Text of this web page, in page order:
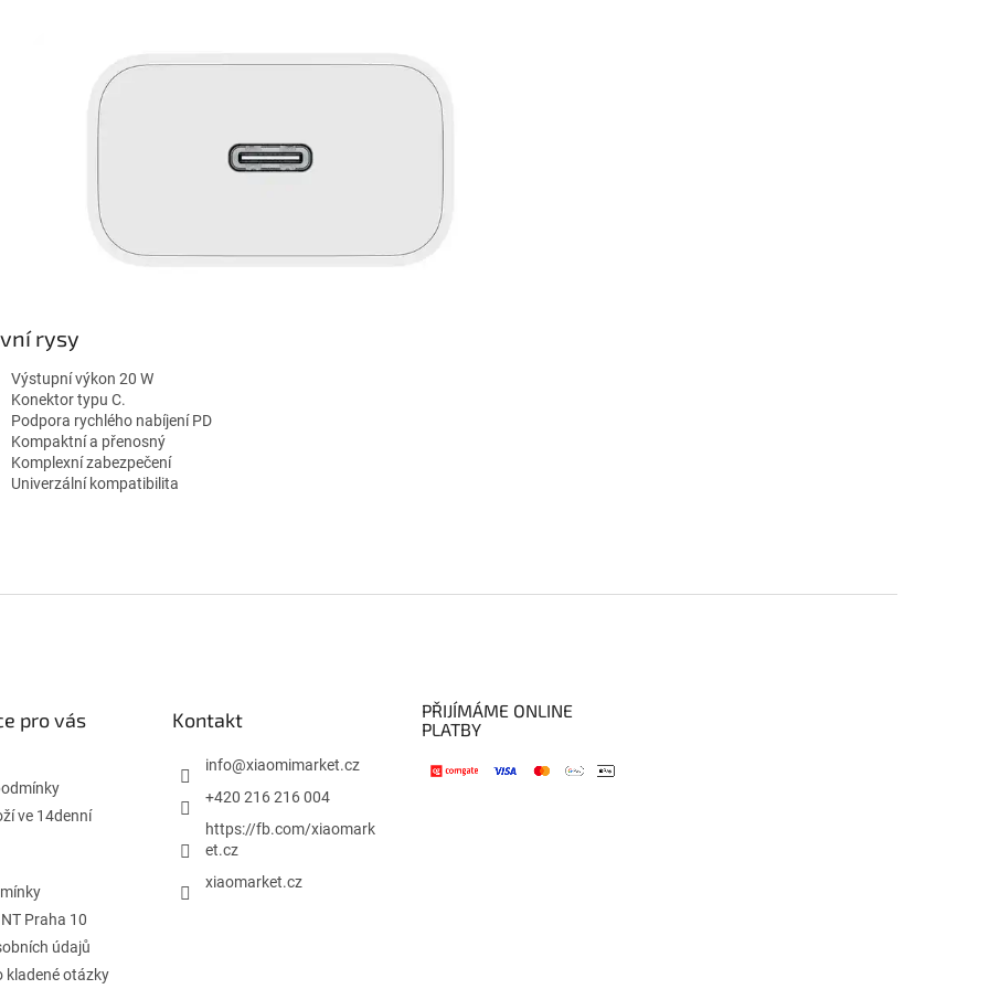
rysy
Výstupní výkon 20 W
Konektor typu C.
Podpora rychlého nabíjení PD
Kompaktní a přenosný
Komplexní zabezpečení
Univerzální kompatibilita
pro vás
ve 14denní
Praha 10
údajů
kladené otázky
Kontakt
info@xiaomimarket.cz
+420 216 216 004
https://fb.com/xiaomark
et.cz
xiaomarket.cz
PŘIJÍMÁME ONLINE
PLATBY